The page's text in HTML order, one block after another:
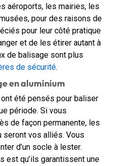
aéroports, les mairies, les
pour des raisons de
pour leur côté pratique
et de les étirer autant à
de balisage sont plus
de sécurité.
en aluminium
été pensés pour baliser
période. Si vous
de façon permanente, les
seront vos alliés. Vous
d’un socle à lester.
est qu’ils garantissent une